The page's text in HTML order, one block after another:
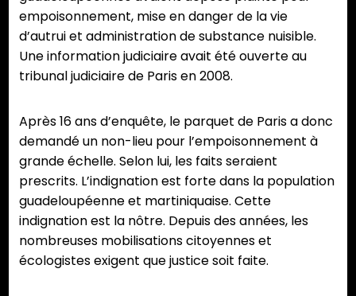
empoisonnement, mise en danger de la vie
d’autrui et administration de substance nuisible.
Une information judiciaire avait été ouverte au
tribunal judiciaire de Paris en 2008.
Après 16 ans d’enquête, le parquet de Paris a donc
demandé un non-lieu pour l’empoisonnement à
grande échelle. Selon lui, les faits seraient
prescrits. L’indignation est forte dans la population
guadeloupéenne et martiniquaise. Cette
indignation est la nôtre. Depuis des années, les
nombreuses mobilisations citoyennes et
écologistes exigent que justice soit faite.